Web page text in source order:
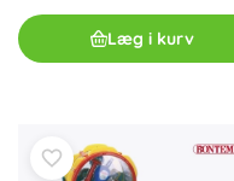
Læg i kurv